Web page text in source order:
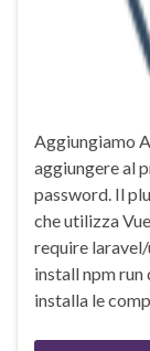
Aggiungiamo
aggiungere al
password. Il
che utilizza
require
install npm run
installa le